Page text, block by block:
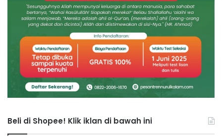
Beli di Shopee! Klik iklan di bawah ini